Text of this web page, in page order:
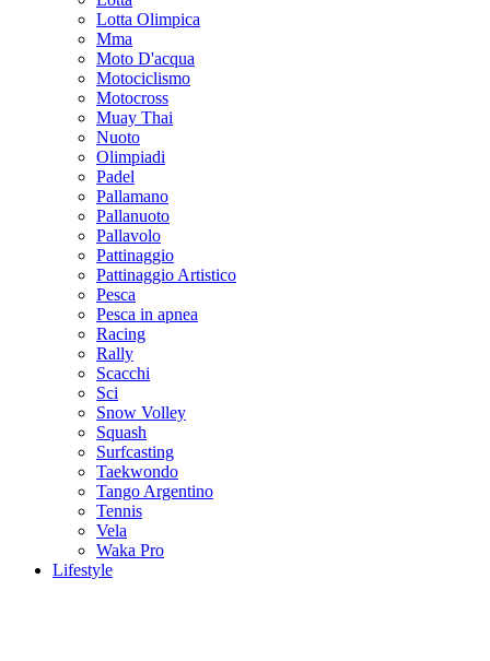
Lotta Olimpica
Mma
Moto D'acqua
Motociclismo
Motocross
Muay Thai
Nuoto
Olimpiadi
Padel
Pallamano
Pallanuoto
Pallavolo
Pattinaggio
Pattinaggio Artistico
Pesca
Pesca in apnea
Racing
Rally
Scacchi
Sci
Snow Volley
Squash
Surfcasting
Taekwondo
Tango Argentino
Tennis
Vela
Waka Pro
Lifestyle